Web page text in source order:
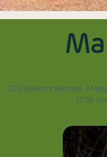
200 lelkes önkéntes: a
2019.